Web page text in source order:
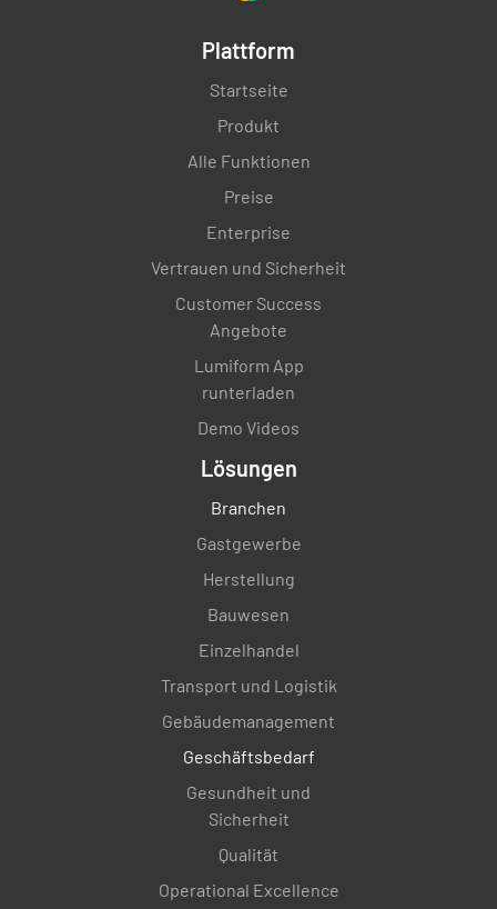
Plattform
Startseite
Produkt
Alle Funktionen
Preise
Enterprise
Vertrauen und Sicherheit
Customer Success
Angebote
Lumiform App
runterladen
Demo Videos
Lösungen
Branchen
Gastgewerbe
Herstellung
Bauwesen
Einzelhandel
Transport und Logistik
Gebäudemanagement
Geschäftsbedarf
Gesundheit und
Sicherheit
Qualität
Operational Excellence